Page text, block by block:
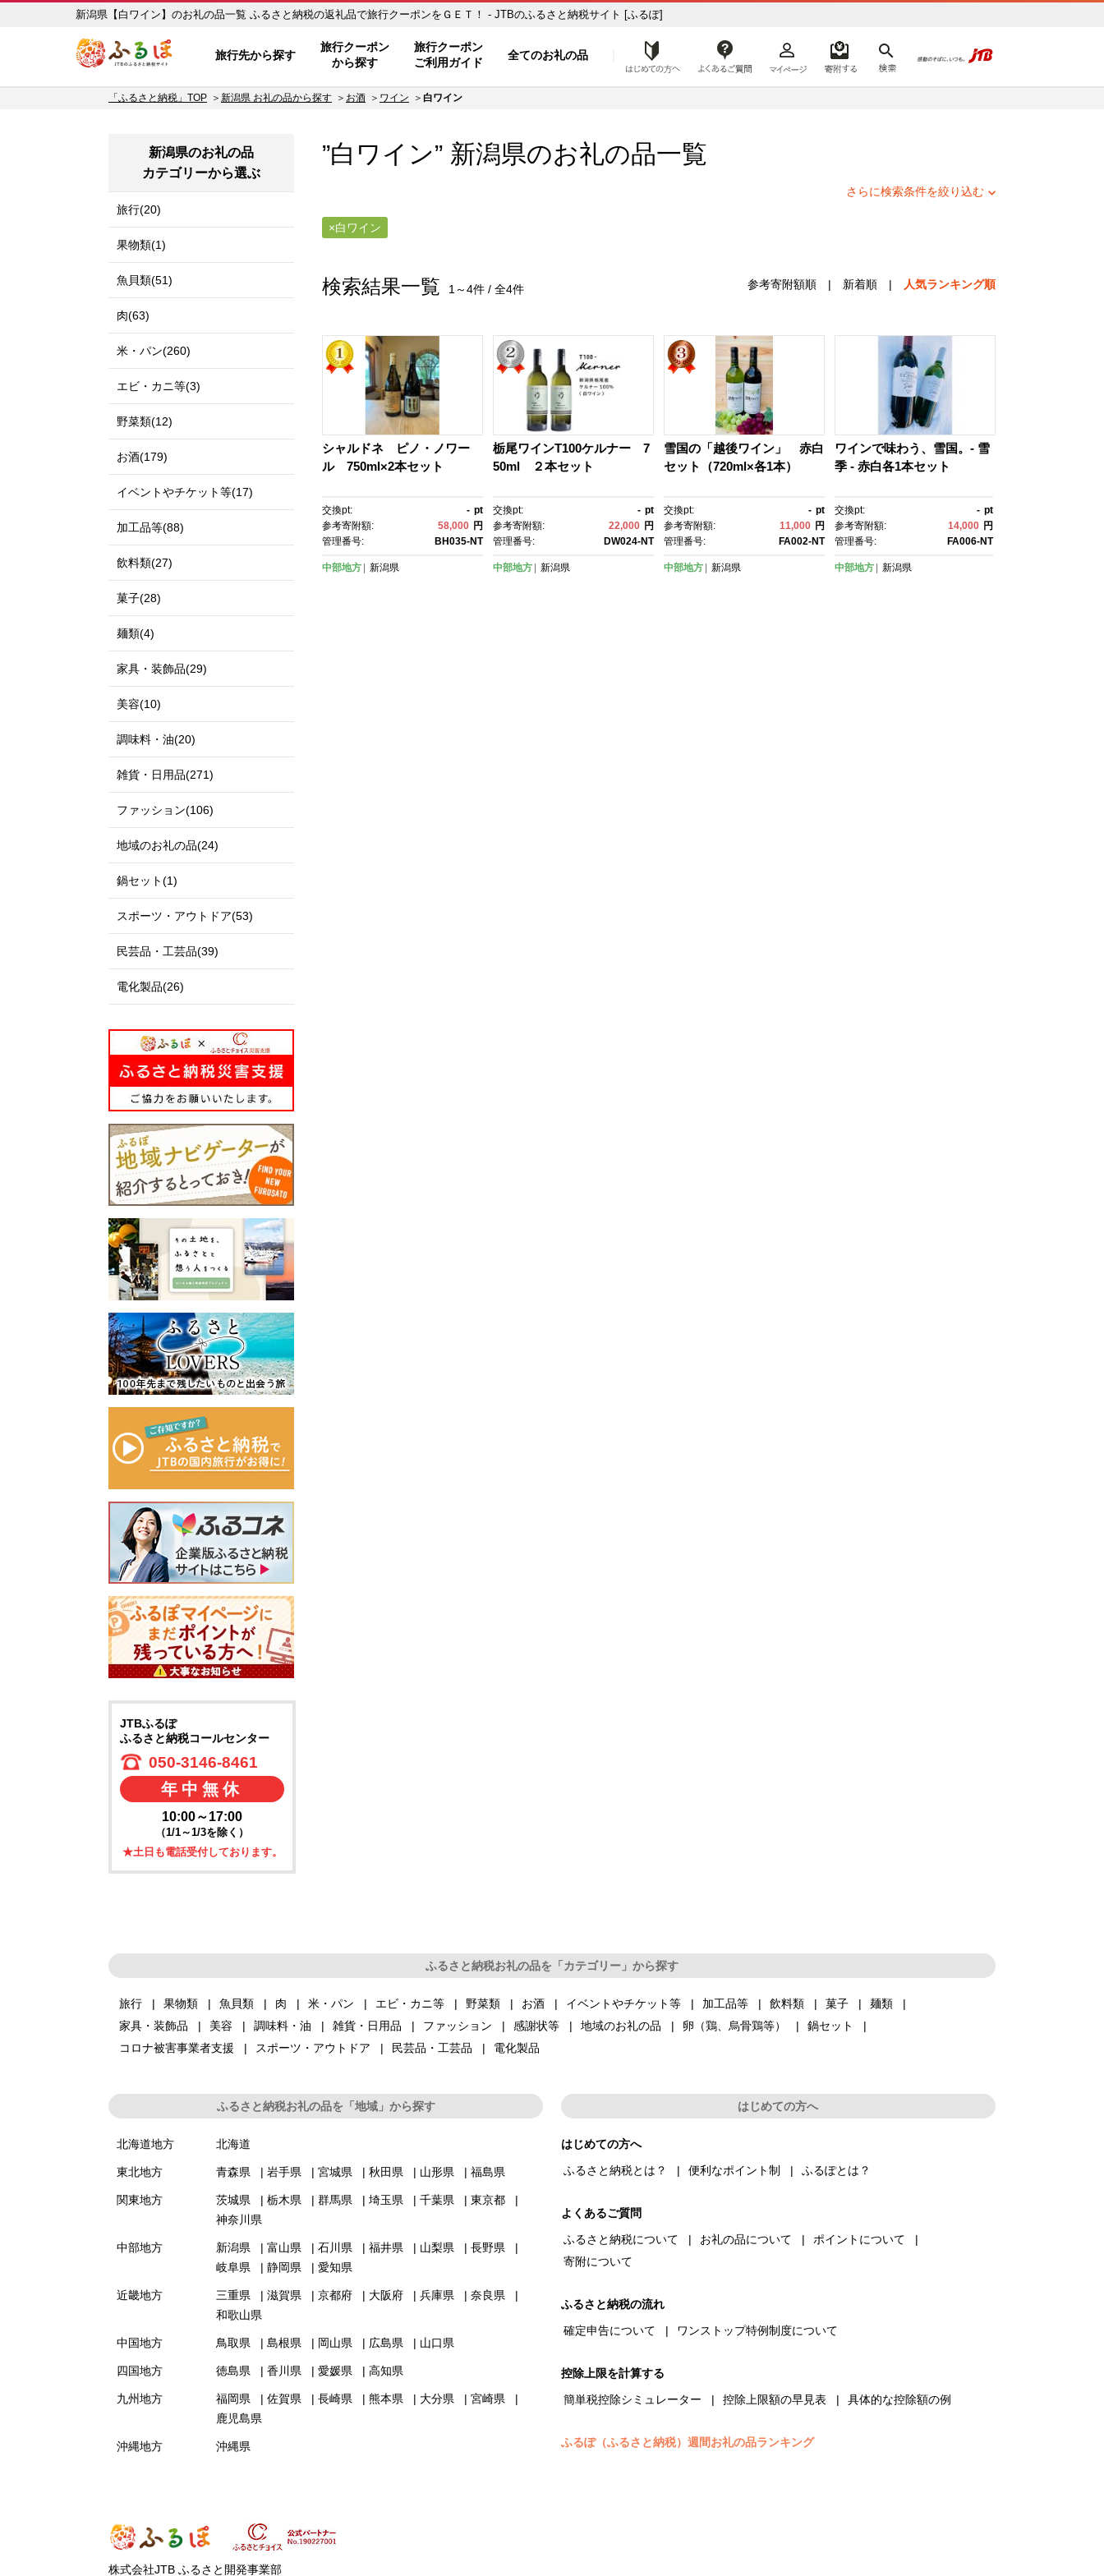
新潟県【白ワイン】のお礼の品一覧 ふるさと納税の返礼品で旅行クーポンをＧＥＴ！ - JTBのふるさと納税サイト [ふるぽ]
旅行先から探す
旅行クーポン
から探す
旅行クーポン
ご利用ガイド
全てのお礼の品 はじめての方へ
「ふるさと納税」TOP 新潟県 お礼の品から探す お酒 ワイン 白ワイン
”白ワイン” 新潟県のお礼の品一覧
さらに検索条件を絞り込む
白ワイン
検索結果一覧 1～4件 / 全4件 参考寄附額順 | 新着順 | 人気ランキング順
シャルドネ ピノ・ノワー
ル 750ml×2本セット
交換pt: - pt
参考寄附額:
58,000 円
管理番号:
BH035-NT
中部地方 新潟県
栃尾ワインT100ケルナー 7
50ml ２本セット
交換pt: - pt
参考寄附額:
22,000 円
管理番号:
DW024-NT
中部地方 新潟県
雪国の「越後ワイン」 赤白
セット（720ml×各1本）
交換pt: - pt
参考寄附額:
11,000 円
管理番号:
FA002-NT
中部地方 新潟県
ワインで味わう、雪国。- 雪
季 - 赤白各1本セット
交換pt: - pt
参考寄附額:
14,000 円
管理番号:
FA006-NT
中部地方 新潟県
新潟県のお礼の品
カテゴリーから選ぶ
旅行(20)
果物類(1)
魚貝類(51)
肉(63)
米・パン(260)
エビ・カニ等(3)
野菜類(12)
お酒(179)
イベントやチケット等(17)
加工品等(88)
飲料類(27)
菓子(28)
麺類(4)
家具・装飾品(29)
美容(10)
調味料・油(20)
雑貨・日用品(271)
ファッション(106)
地域のお礼の品(24)
鍋セット(1)
スポーツ・アウトドア(53)
民芸品・工芸品(39)
電化製品(26)
JTBふるぽ
ふるさと納税コールセンター
050-3146-8461
年中無休
10:00～17:00
（1/1～1/3を除く）
★土日も電話受付しております。
ふるさと納税お礼の品を「カテゴリー」から探す
旅行 果物類 魚貝類 肉 米・パン エビ・カニ等 野菜類 お酒 イベントやチケット等 加工品等 飲料類 菓子
麺類
家具・装飾品
美容 調味料・油 雑貨・日用品 ファッション 感謝状等 地域のお礼の品 卵（鶏、烏骨鶏等）
鍋セット
コロナ被害事業者支援
スポーツ・アウトドア 民芸品・工芸品 電化製品
ふるさと納税お礼の品を「地域」から探す
北海道地方 北海道
東北地方 青森県 岩手県 宮城県 秋田県 山形県 福島県
関東地方 茨城県 栃木県 群馬県 埼玉県 千葉県
東京都
神奈川県
中部地方 新潟県 富山県 石川県 福井県 山梨県
長野県
岐阜県
静岡県 愛知県
近畿地方 三重県 滋賀県 京都府 大阪府 兵庫県
奈良県
和歌山県
中国地方 鳥取県 島根県 岡山県 広島県 山口県
四国地方 徳島県 香川県 愛媛県 高知県
九州地方 福岡県 佐賀県 長崎県 熊本県 大分県
宮崎県
鹿児島県
沖縄地方 沖縄県
はじめての方へ
はじめての方へ
ふるさと納税とは？
便利なポイント制 ふるぽとは？
よくあるご質問
ふるさと納税について
お礼の品について
ポイントについて
寄附について
ふるさと納税の流れ
確定申告について
ワンストップ特例制度について
控除上限を計算する
簡単税控除シミュレーター
控除上限額の早見表 具体的な控除額の例
ふるぽ（ふるさと納税）週間お礼の品ランキング
株式会社JTB ふるさと開発事業部